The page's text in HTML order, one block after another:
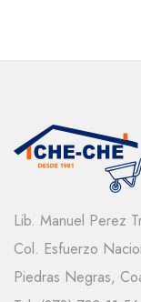
Lib. Manuel Perez
Col. Esfuerzo
Piedras Negras,